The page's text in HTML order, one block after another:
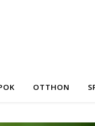
OTTHON